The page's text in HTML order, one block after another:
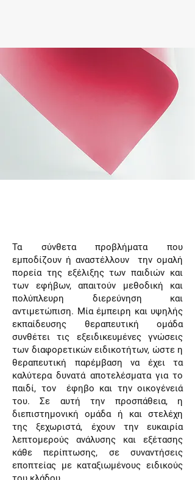
Τα σύνθετα προβλήματα που
εμποδίζουν ή αναστέλλουν την ομαλή
πορεία της εξέλιξης των παιδιών και
των εφήβων, απαιτούν μεθοδική και
πολύπλευρη διερεύνηση και
αντιμετώπιση. Μία έμπειρη και υψηλής
εκπαίδευσης θεραπευτική ομάδα
συνθέτει τις εξειδικευμένες γνώσεις
των διαφορετικών ειδικοτήτων, ώστε η
θεραπευτική παρέμβαση να έχει τα
καλύτερα δυνατά αποτελέσματα για το
παιδί, τον έφηβο και την οικογένειά
του. Σε αυτή την προσπάθεια, η
διεπιστημονική ομάδα ή και στελέχη
της ξεχωριστά, έχουν την ευκαιρία
λεπτομερούς ανάλυσης και εξέτασης
κάθε περίπτωσης, σε συναντήσεις
εποπτείας με καταξιωμένους ειδικούς